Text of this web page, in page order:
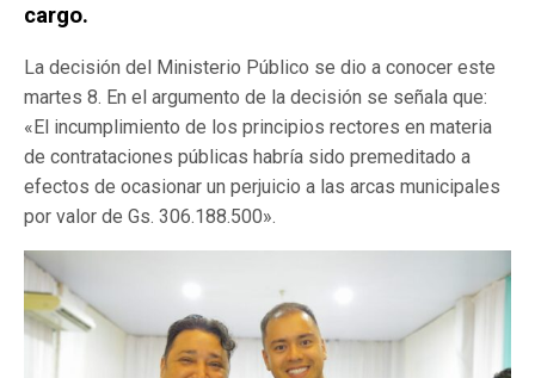
cargo.
La decisión del Ministerio Público se dio a conocer este
martes 8. En el argumento de la decisión se señala que:
«El incumplimiento de los principios rectores en materia
de contrataciones públicas habría sido premeditado a
efectos de ocasionar un perjuicio a las arcas municipales
por valor de Gs. 306.188.500».